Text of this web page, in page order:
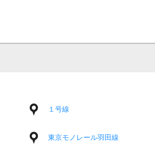
１号線
東京モノレール羽田線